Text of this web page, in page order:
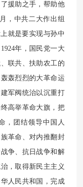
援助之手，帮助他
，中共二大作出组
就是要实现与孙中
年，国民党一大
联共、扶助农工的
轰烈烈的大革命运
军阀统治以沉重打
高举革命大旗，把
，团结领导中国人
革命、对内推翻封
争、抗日战争和解
，取得新民主主义
人民共和国，完成